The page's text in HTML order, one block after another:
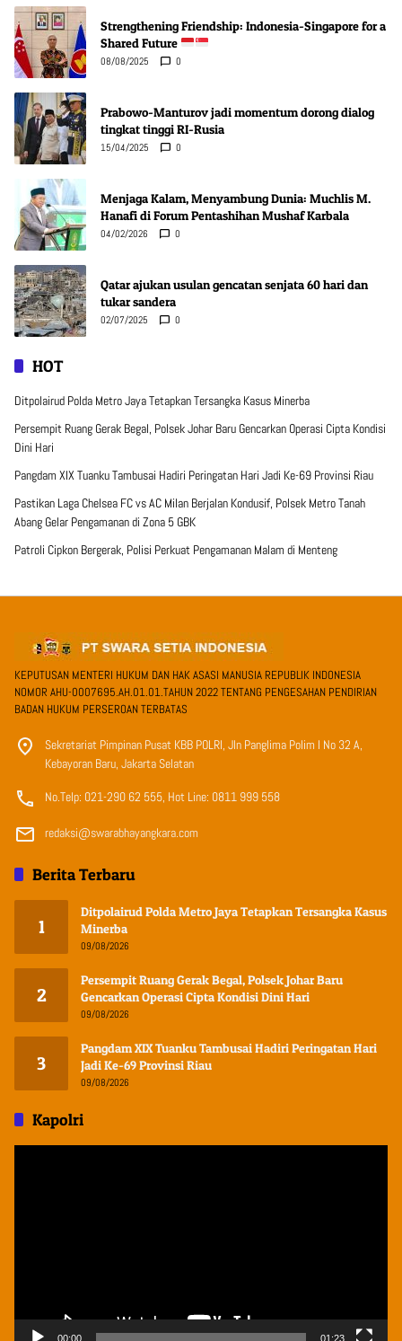
Strengthening Friendship: Indonesia-Singapore for a
Shared Future
08/08/2025 0
Prabowo-Manturov jadi momentum dorong dialog
tingkat tinggi RI-Rusia
15/04/2025 0
Menjaga Kalam, Menyambung Dunia: Muchlis M.
Hanafi di Forum Pentashihan Mushaf Karbala
04/02/2026 0
Qatar ajukan usulan gencatan senjata 60 hari dan
tukar sandera
02/07/2025 0
HOT
Ditpolairud Polda Metro Jaya Tetapkan Tersangka Kasus Minerba
Persempit Ruang Gerak Begal, Polsek Johar Baru Gencarkan Operasi Cipta Kondisi
Dini Hari
Pangdam XIX Tuanku Tambusai Hadiri Peringatan Hari Jadi Ke-69 Provinsi Riau
Pastikan Laga Chelsea FC vs AC Milan Berjalan Kondusif, Polsek Metro Tanah
Abang Gelar Pengamanan di Zona 5 GBK
Patroli Cipkon Bergerak, Polisi Perkuat Pengamanan Malam di Menteng
KEPUTUSAN MENTERI HUKUM DAN HAK ASASI MANUSIA REPUBLIK INDONESIA
NOMOR AHU-0007695.AH.01.01.TAHUN 2022 TENTANG PENGESAHAN PENDIRIAN
BADAN HUKUM PERSEROAN TERBATAS
Sekretariat Pimpinan Pusat KBB POLRI, Jln Panglima Polim I No 32 A,
Kebayoran Baru, Jakarta Selatan
No.Telp: 021-290 62 555, Hot Line: 0811 999 558
redaksi@swarabhayangkara.com
Berita Terbaru
1
Ditpolairud Polda Metro Jaya Tetapkan Tersangka Kasus
Minerba
09/08/2026
2
Persempit Ruang Gerak Begal, Polsek Johar Baru
Gencarkan Operasi Cipta Kondisi Dini Hari
09/08/2026
3
Pangdam XIX Tuanku Tambusai Hadiri Peringatan Hari
Jadi Ke-69 Provinsi Riau
09/08/2026
Kapolri
00:00 01:23